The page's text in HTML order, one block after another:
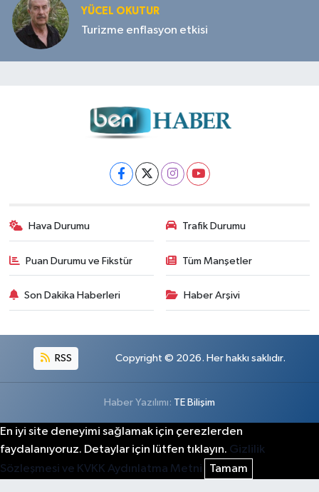
YÜCEL OKUTUR
Turizme enflasyon etkisi
Hava Durumu Trafik Durumu
Puan Durumu ve Fikstür Tüm Manşetler
Son Dakika Haberleri Haber Arşivi
RSS Copyright © 2026. Her hakkı saklıdır.
Haber Yazılımı: TE Bilişim
En iyi site deneyimi sağlamak için çerezlerden
faydalanıyoruz. Detaylar için lütfen tıklayın. Gizlilik
Sözleşmesi ve KVKK Aydınlatma Metni
Tamam